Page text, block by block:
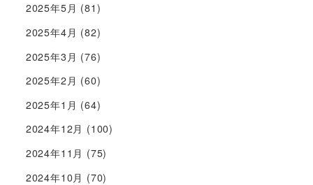
2025年5月 (81)
2025年4月 (82)
2025年3月 (76)
2025年2月 (60)
2025年1月 (64)
2024年12月 (100)
2024年11月 (75)
2024年10月 (70)